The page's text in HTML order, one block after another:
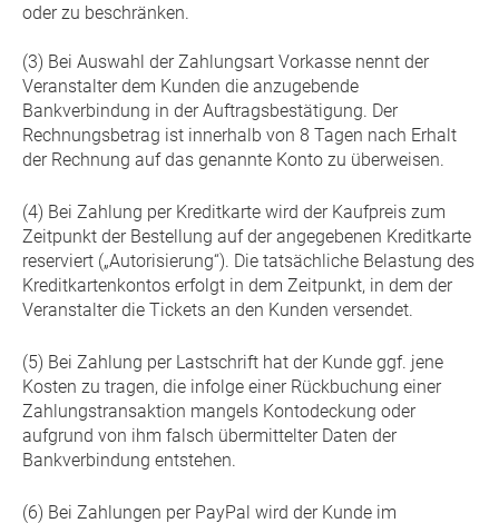
oder zu beschränken.
(3) Bei Auswahl der Zahlungsart Vorkasse nennt der
Veranstalter dem Kunden die anzugebende
Bankverbindung in der Auftragsbestätigung. Der
Rechnungsbetrag ist innerhalb von 8 Tagen nach Erhalt
der Rechnung auf das genannte Konto zu überweisen.
(4) Bei Zahlung per Kreditkarte wird der Kaufpreis zum
Zeitpunkt der Bestellung auf der angegebenen Kreditkarte
reserviert („Autorisierung“). Die tatsächliche Belastung des
Kreditkartenkontos erfolgt in dem Zeitpunkt, in dem der
Veranstalter die Tickets an den Kunden versendet.
(5) Bei Zahlung per Lastschrift hat der Kunde ggf. jene
Kosten zu tragen, die infolge einer Rückbuchung einer
Zahlungstransaktion mangels Kontodeckung oder
aufgrund von ihm falsch übermittelter Daten der
Bankverbindung entstehen.
(6) Bei Zahlungen per PayPal wird der Kunde im